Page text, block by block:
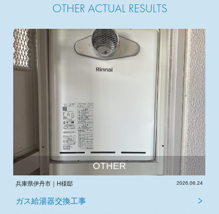
OTHER ACTUAL RESULTS
OTHER
兵庫県伊丹市｜H様邸 2026.06.24
ガス給湯器交換工事